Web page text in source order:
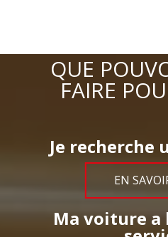
QUE
FAIRE
Je recherche
EN
Ma voiture a